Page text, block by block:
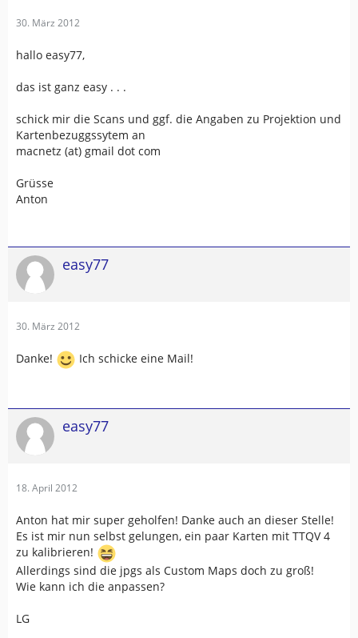
30. März 2012
hallo easy77,
das ist ganz easy . . .
schick mir die Scans und ggf. die Angaben zu Projektion und
Kartenbezuggssytem an
macnetz (at) gmail dot com
Grüsse
Anton
easy77
30. März 2012
Danke! Ich schicke eine Mail!
easy77
18. April 2012
Anton hat mir super geholfen! Danke auch an dieser Stelle!
Es ist mir nun selbst gelungen, ein paar Karten mit TTQV 4
zu kalibrieren!
Allerdings sind die jpgs als Custom Maps doch zu groß!
Wie kann ich die anpassen?
LG